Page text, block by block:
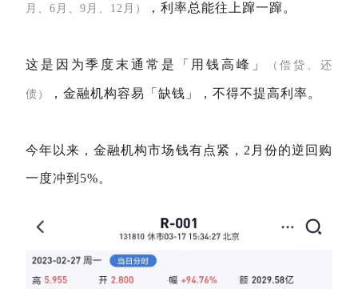
月、6月、9月、12月） ，利率总能往上蹿一蹿。
这是因为季度末通常是「用钱高峰」 （偿贷、还
债） ，金融机构容易「缺钱」，不得不提高利率。
今年以来，金融机构市场钱有点紧，2月份的逆回购
一度冲到5%。